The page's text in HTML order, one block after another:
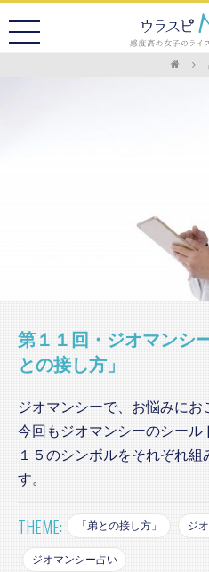
第１１回・ジオマンシ
との接し方」
ジオマンシーで、お悩みにお
今回もジオマンシーのシール
１５のシンボルをそれぞれ組
す。
THEME: 「弟との接し方」 ジ
ジオマンシー占い